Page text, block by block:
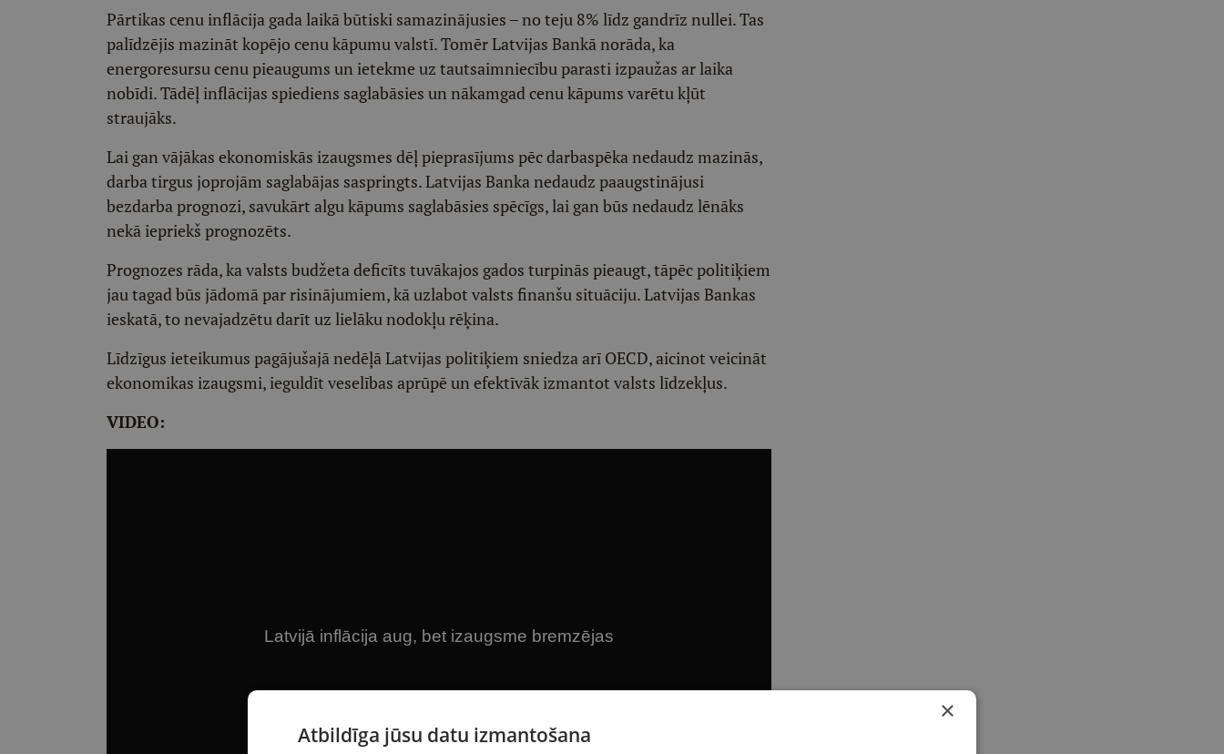
Pārtikas cenu inflācija gada laikā būtiski samazinājusies – no teju 8% līdz gandrīz nullei. Tas
palīdzējis mazināt kopējo cenu kāpumu valstī. Tomēr Latvijas Bankā norāda, ka
energoresursu cenu pieaugums un ietekme uz tautsaimniecību parasti izpaužas ar laika
nobīdi. Tādēļ inflācijas spiediens saglabāsies un nākamgad cenu kāpums varētu kļūt
straujāks.
Lai gan vājākas ekonomiskās izaugsmes dēļ pieprasījums pēc darbaspēka nedaudz mazinās,
darba tirgus joprojām saglabājas saspringts. Latvijas Banka nedaudz paaugstinājusi
bezdarba prognozi, savukārt algu kāpums saglabāsies spēcīgs, lai gan būs nedaudz lēnāks
nekā iepriekš prognozēts.
Prognozes rāda, ka valsts budžeta deficīts tuvākajos gados turpinās pieaugt, tāpēc politiķiem
jau tagad būs jādomā par risinājumiem, kā uzlabot valsts finanšu situāciju. Latvijas Bankas
ieskatā, to nevajadzētu darīt uz lielāku nodokļu rēķina.
Līdzīgus ieteikumus pagājušajā nedēļā Latvijas politiķiem sniedza arī OECD, aicinot veicināt
ekonomikas izaugsmi, ieguldīt veselības aprūpē un efektīvāk izmantot valsts līdzekļus.
VIDEO:
×
Atbildīga jūsu datu izmantošana